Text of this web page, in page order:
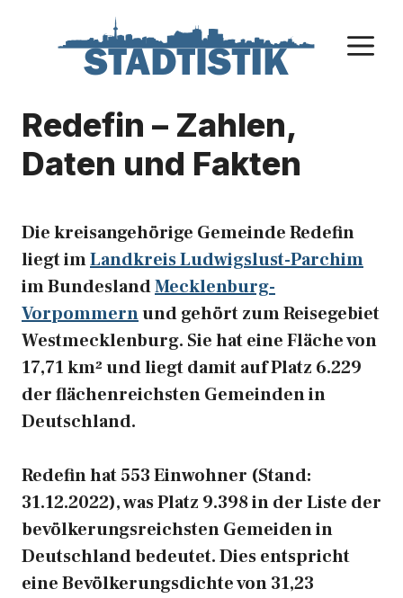
Redefin – Zahlen,
Daten und Fakten
Die kreisangehörige Gemeinde Redefin
liegt imLandkreis Ludwigslust-Parchim
im BundeslandMecklenburg-
Vorpommernund gehört zum Reisegebiet
Westmecklenburg. Sie hat eine Fläche von
17,71 km² und liegt damit auf Platz 6.229
der flächenreichsten Gemeinden in
Deutschland.
Redefin hat 553 Einwohner (Stand:
31.12.2022), was Platz 9.398 in der Liste der
bevölkerungsreichsten Gemeiden in
Deutschland bedeutet. Dies entspricht
eine Bevölkerungsdichte von 31,23